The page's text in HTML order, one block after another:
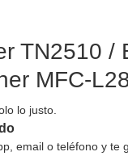
TN2510 /
MFC-
lo justo.
email o teléfono y te